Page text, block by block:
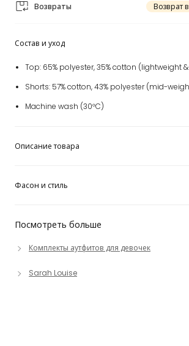
Возвраты Возврат
Посмотреть больше
Комплекты аутфитов для девочек
Sarah Louise
Состав и уход
Top: 65% polyester, 35% cotton (lightweight
Shorts: 57% cotton, 43% polyester (mid-
Machine wash (30°C)
Описание товара
Фасон и стиль